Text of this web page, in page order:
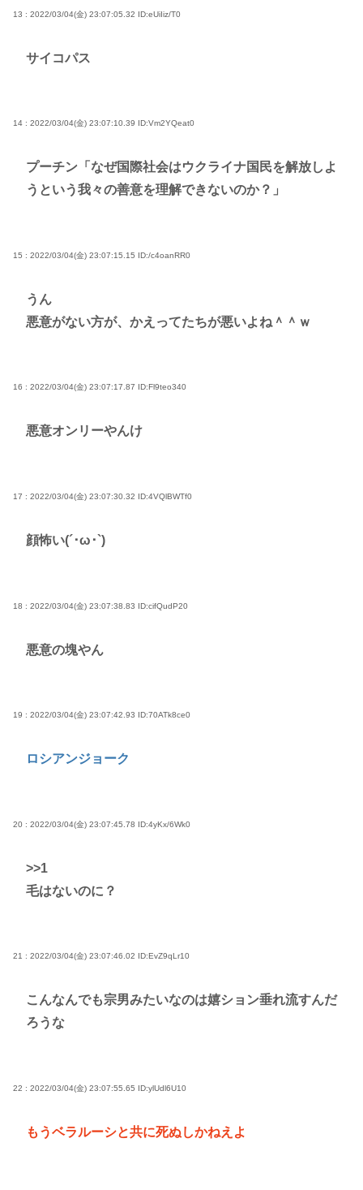
13 : 2022/03/04(金) 23:07:05.32 ID:eUiIiz/T0
サイコパス
14 : 2022/03/04(金) 23:07:10.39 ID:Vm2YQeat0
プーチン「なぜ国際社会はウクライナ国民を解放しよ
うという我々の善意を理解できないのか？」
15 : 2022/03/04(金) 23:07:15.15 ID:/c4oanRR0
うん
悪意がない方が、かえってたちが悪いよね＾＾ｗ
16 : 2022/03/04(金) 23:07:17.87 ID:Fl9teo340
悪意オンリーやんけ
17 : 2022/03/04(金) 23:07:30.32 ID:4VQlBWTf0
顔怖い(´･ω･`)
18 : 2022/03/04(金) 23:07:38.83 ID:cifQudP20
悪意の塊やん
19 : 2022/03/04(金) 23:07:42.93 ID:70ATk8ce0
ロシアンジョーク
20 : 2022/03/04(金) 23:07:45.78 ID:4yKx/6Wk0
>>1
毛はないのに？
21 : 2022/03/04(金) 23:07:46.02 ID:EvZ9qLr10
こんなんでも宗男みたいなのは嬉ション垂れ流すんだ
ろうな
22 : 2022/03/04(金) 23:07:55.65 ID:ylUdl6U10
もうベラルーシと共に死ぬしかねえよ